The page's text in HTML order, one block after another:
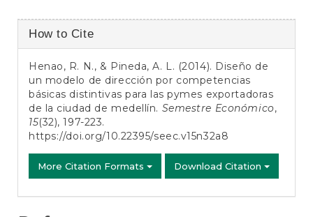
Article
Details
How to Cite
Henao, R. N., & Pineda, A. L. (2014). Diseño de
un modelo de dirección por competencias
básicas distintivas para las pymes exportadoras
de la ciudad de medellín. Semestre Económico,
15(32), 197-223.
https://doi.org/10.22395/seec.v15n32a8
More Citation Formats Download Citation